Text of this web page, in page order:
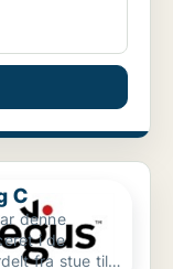
C
denne
i de
fra stue til